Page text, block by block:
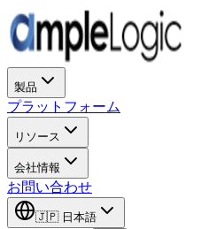
製品
プラットフォーム
リソース
会社情報
お問い合わせ
🇯🇵 日本語